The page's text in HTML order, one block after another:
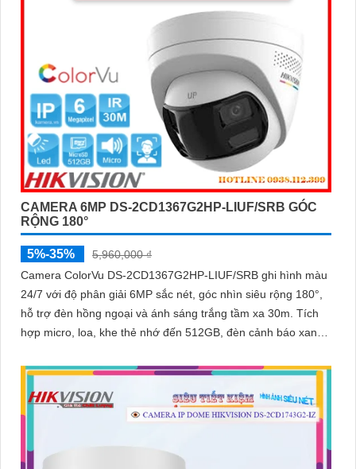
CAMERA 6MP DS-2CD1367G2HP-LIUF/SRB GÓC
RỘNG 180°
5%-35%
5,960,000 ₫
Camera ColorVu DS-2CD1367G2HP-LIUF/SRB ghi hình màu
24/7 với độ phân giải 6MP sắc nét, góc nhìn siêu rộng 180°,
hỗ trợ đèn hồng ngoại và ánh sáng trắng tầm xa 30m. Tích
hợp micro, loa, khe thẻ nhớ đến 512GB, đèn cảnh báo xanh
quả